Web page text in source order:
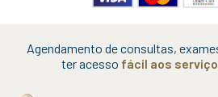
Agendamento de consultas,
ter acesso fácil aos